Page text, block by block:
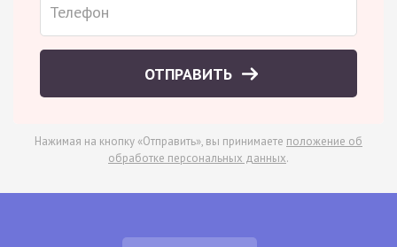
ОТПРАВИТЬ
Нажимая на кнопку «Отправить», вы принимаете положение об
обработке персональных данных.